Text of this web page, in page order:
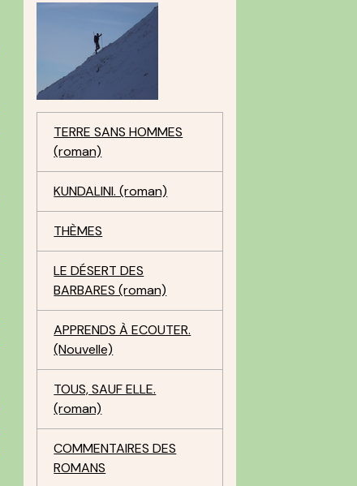
TERRE SANS HOMMES
(roman)
KUNDALINI. (roman)
THÈMES
LE DÉSERT DES
BARBARES (roman)
APPRENDS À ECOUTER.
(Nouvelle)
TOUS, SAUF ELLE.
(roman)
COMMENTAIRES DES
ROMANS